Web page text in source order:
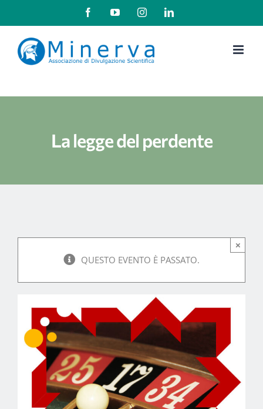
contenuto
FacebookYouTubeInstagramLinkedIn
La legge del perdente
QUESTO EVENTO È PASSATO.
×